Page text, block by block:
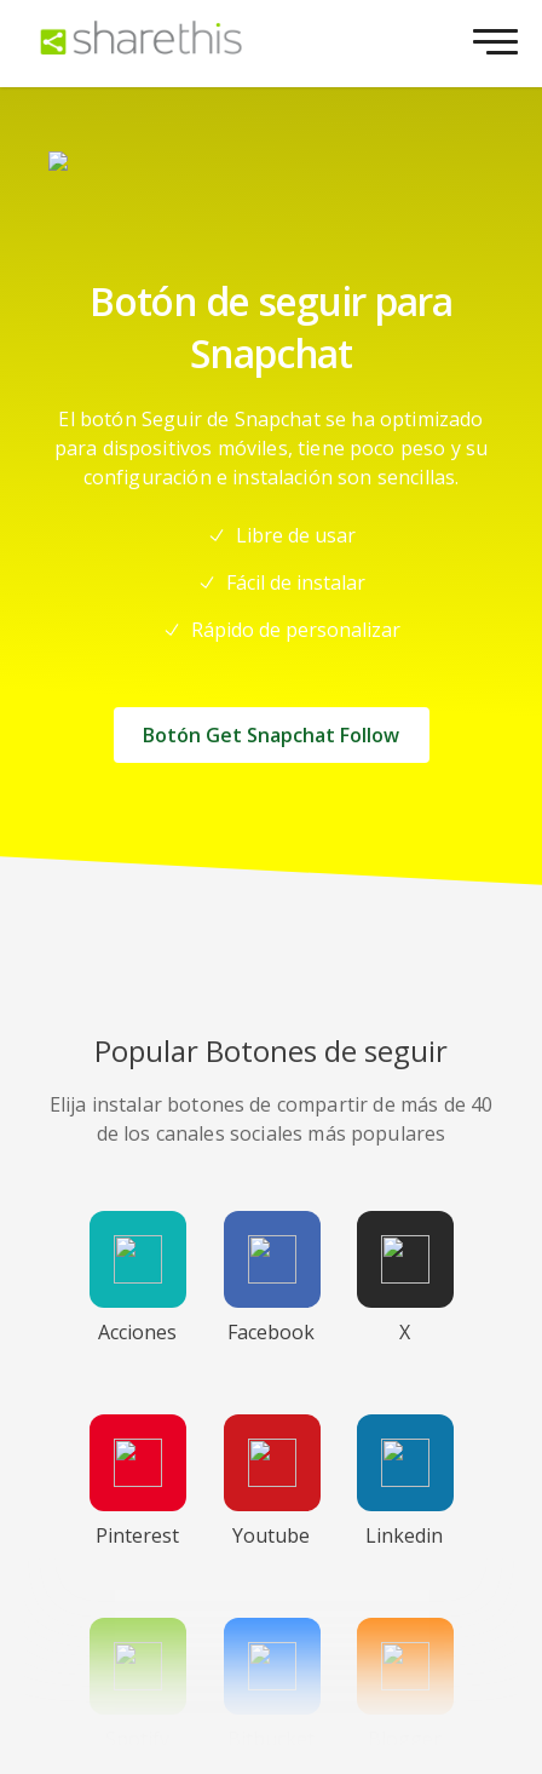
Botón de seguir para
Snapchat
El botón Seguir de Snapchat se ha optimizado
para dispositivos móviles, tiene poco peso y su
configuración e instalación son sencillas.
Libre de usar
Fácil de instalar
Rápido de personalizar
Botón Get Snapchat Follow
Popular Botones de seguir
Elija instalar botones de compartir de más de 40
de los canales sociales más populares
Acciones Facebook X
Pinterest Youtube Linkedin